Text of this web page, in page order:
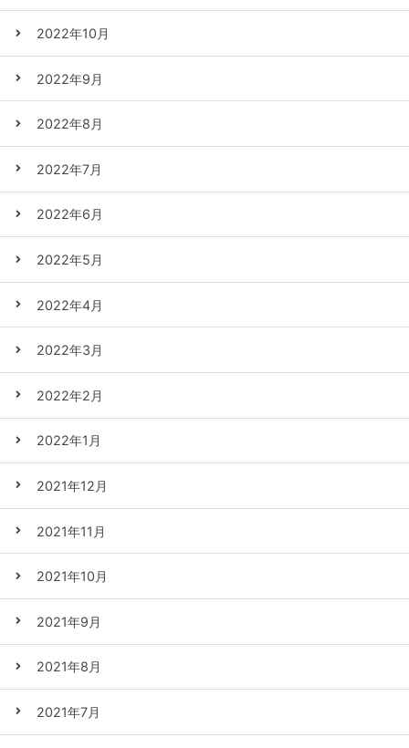
2022年10月
2022年9月
2022年8月
2022年7月
2022年6月
2022年5月
2022年4月
2022年3月
2022年2月
2022年1月
2021年12月
2021年11月
2021年10月
2021年9月
2021年8月
2021年7月